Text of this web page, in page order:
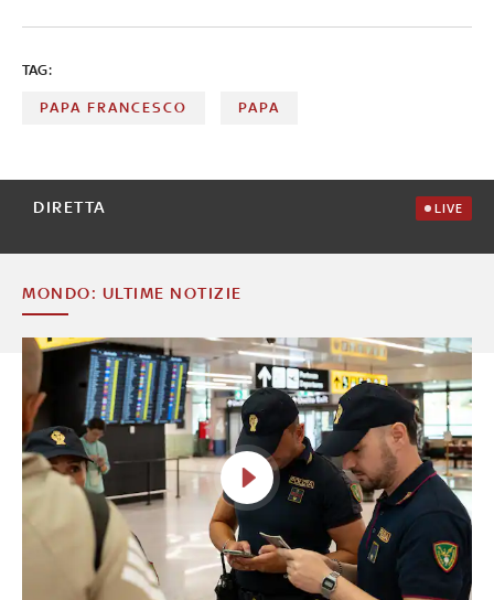
TAG:
PAPA FRANCESCO PAPA
DIRETTA LIVE
MONDO: ULTIME NOTIZIE